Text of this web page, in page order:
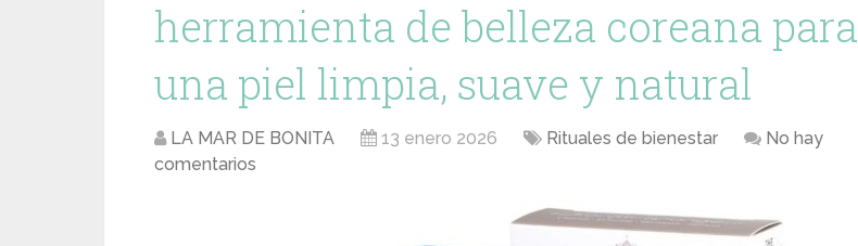
herramienta de belleza coreana para
una piel limpia, suave y natural
LA MAR DE BONITA 13 enero 2026 Rituales de bienestar
No hay
comentarios